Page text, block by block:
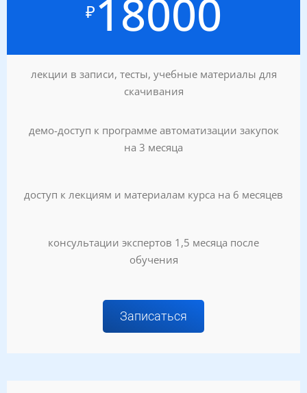
₽18000
лекции в записи, тесты, учебные материалы для
скачивания
демо-доступ к программе автоматизации закупок
на 3 месяца
доступ к лекциям и материалам курса на 6 месяцев
консультации экспертов 1,5 месяца после
обучения
Записаться